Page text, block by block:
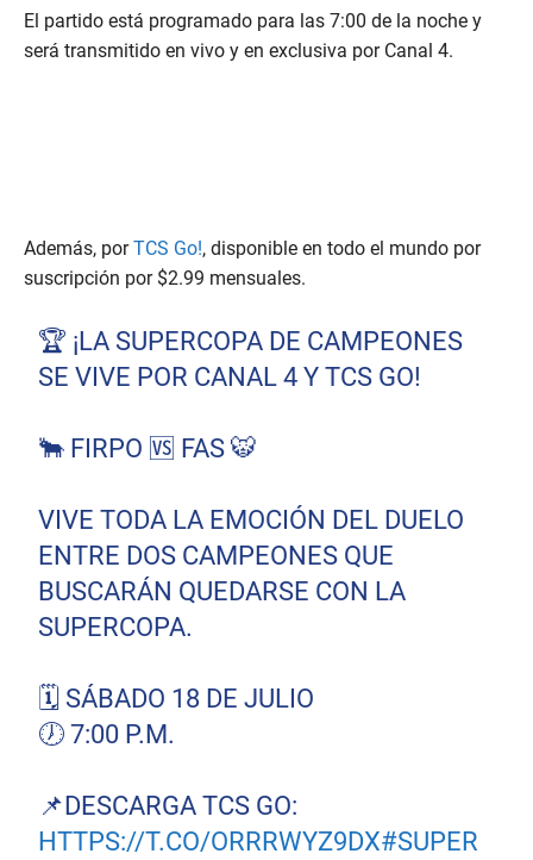
El partido está programado para las 7:00 de la noche y
será transmitido en vivo y en exclusiva por Canal 4.
Además, porTCS Go!, disponible en todo el mundo por
suscripción por $2.99 mensuales.
🏆 ¡LA SUPERCOPA DE CAMPEONES
SE VIVE POR CANAL 4 Y TCS GO!
🐂 FIRPO 🆚 FAS 🐯
VIVE TODA LA EMOCIÓN DEL DUELO
ENTRE DOS CAMPEONES QUE
BUSCARÁN QUEDARSE CON LA
SUPERCOPA.
🗓️ SÁBADO 18 DE JULIO
🕖 7:00 P.M.
📌DESCARGA TCS GO:
HTTPS://T.CO/ORRRWYZ9DX#SUPER